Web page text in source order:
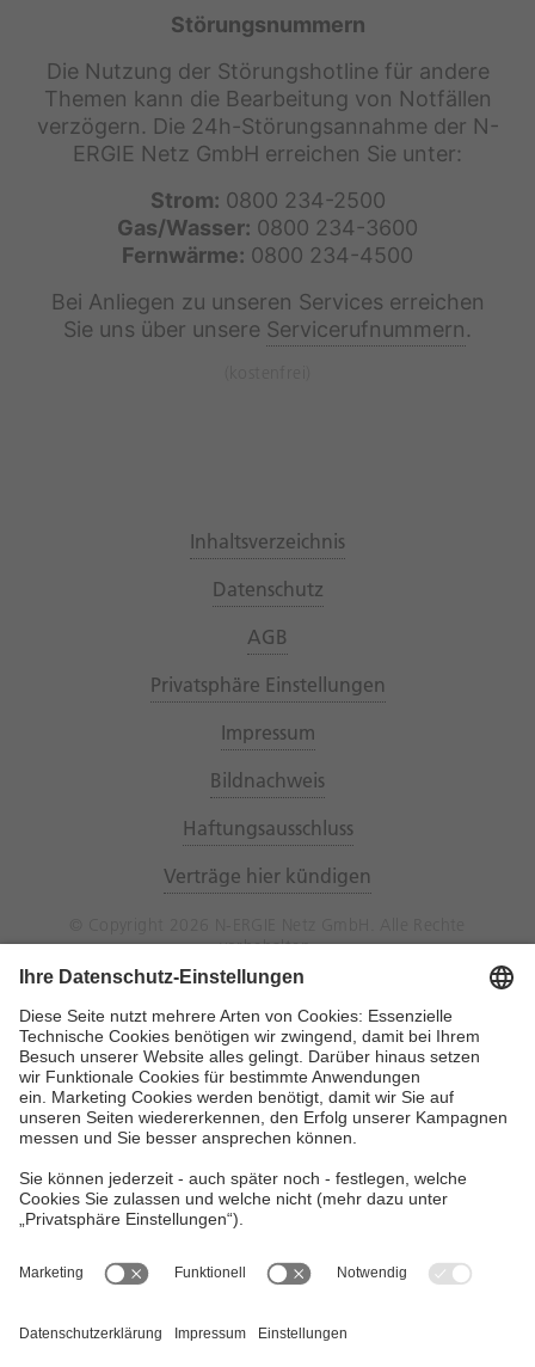
Störungsnummern
Die Nutzung der Störungshotline für andere
Themen kann die Bearbeitung von Notfällen
verzögern. Die 24h-Störungsannahme der N-
ERGIE Netz GmbH erreichen Sie unter:
Strom: 0800 234-2500
Gas/Wasser: 0800 234-3600
Fernwärme: 0800 234-4500
Bei Anliegen zu unseren Services erreichen
Sie uns über unsere Servicerufnummern.
Inhaltsverzeichnis
Datenschutz
AGB
Privatsphäre Einstellungen
Impressum
Bildnachweis
Haftungsausschluss
Verträge hier kündigen
vorbehalten.
N-ERGIE Netz GmbH
Hausanschrift: Sandreuthstraße 21, 90441
Nürnberg
Telefon (Vermittlung):
0911 802-02